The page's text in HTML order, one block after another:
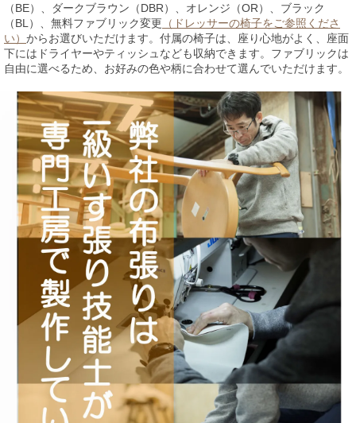
（BE）、ダークブラウン（DBR）、オレンジ（OR）、ブラック
（BL）、無料ファブリック変更 （ドレッサーの椅子をご参照くださ
い） からお選びいただけます。付属の椅子は、座り心地がよく、座面
下にはドライヤーやティッシュなども収納できます。ファブリックは
自由に選べるため、お好みの色や柄に合わせて選んでいただけます。